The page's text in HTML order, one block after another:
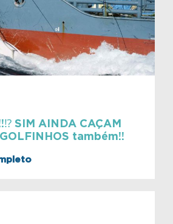
SIM AINDA CAÇAM
também!!